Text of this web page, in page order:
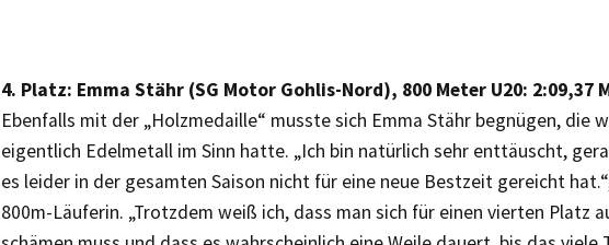
4. Platz: Emma Stähr (SG Motor Gohlis-Nord), 800 Meter U20: 2:09,37
Ebenfalls mit der „Holzmedaille“ musste sich Emma Stähr begnügen, die
eigentlich Edelmetall im Sinn hatte. „Ich bin natürlich sehr enttäuscht,
es leider in der gesamten Saison nicht für eine neue Bestzeit gereicht
800m-Läuferin. „Trotzdem weiß ich, dass man sich für einen vierten Platz